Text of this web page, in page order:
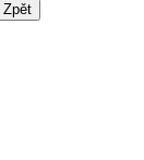
Zpět